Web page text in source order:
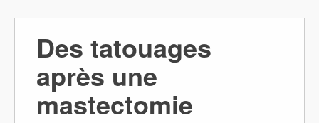
Des tatouages
après une
mastectomie